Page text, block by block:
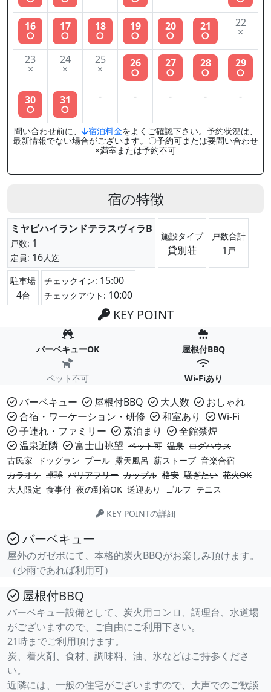
16
○
17
○
18
○
19
○
20
○
21
○
22
×
23
×
24
×
25
× 26
○
27
○
28
○
29
○
30
○
31
○
- - - - -
問い合わせ前に、 宿泊料金をよくご確認下さい。予約状況は、
最新情報でない場合がございます。〇予約可または要問い合わせ
×満室または予約不可
宿の特徴
ミヤビハイランドテラスヴィラB
戸数: 1
定員: 16人迄
施設タイプ
貸別荘
戸数合計
1 戸
駐車場
4台
チェックイン: 15:00
チェックアウト: 10:00
KEY POINT
バーベキューOK 屋根付BBQ
ペット不可 Wi-Fiあり
バーベキュー 屋根付BBQ 大人数
おしゃれ
合宿・ワーケーション・研修
和室あり
Wi-Fi
子連れ・ファミリー
素泊まり
全館禁煙
温泉近隣
富士山眺望 ペット可 温泉 ログハウス
古民家 ドッグラン プール 露天風呂 薪ストーブ 音楽合宿
カラオケ 卓球 バリアフリー カップル 格安 騒ぎたい 花火OK
大人限定 食事付 夜の到着OK 送迎あり ゴルフ テニス
KEY POINTの詳細
バーベキュー
屋外のガゼボにて、本格的炭火BBQがお楽しみ頂けます。
（少雨であれば利用可）
屋根付BBQ
バーベキュー設備として、炭火用コンロ、調理台、水道場
がございますので、ご自由にご利用下さい。
21時までご利用頂けます。
炭、着火剤、食材、調味料、油、氷などはご持参くださ
い。
近隣には、一般の住宅がございますので、大声でのご歓談